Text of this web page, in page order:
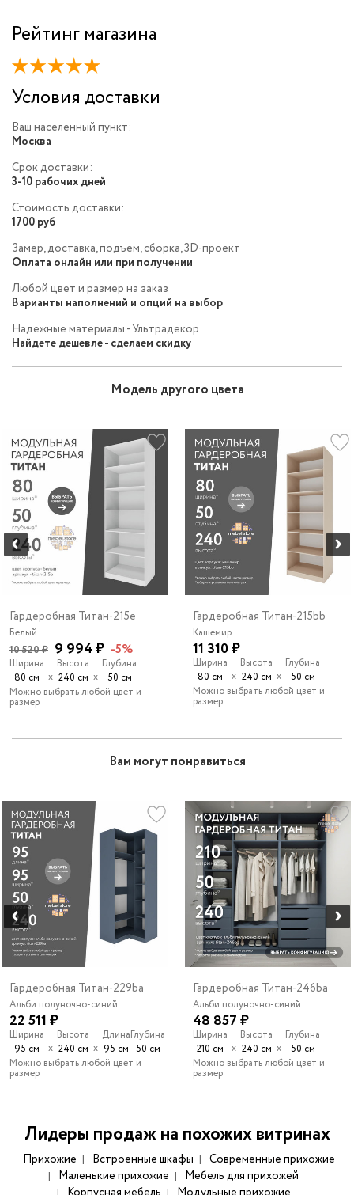
Рейтинг магазина
Условия доставки
Ваш населенный пункт:
Москва
Срок доставки:
3-10 рабочих дней
Стоимость доставки:
1700 руб
Замер, доставка, подъем, сборка, 3D-проект
Оплата онлайн или при получении
Любой цвет и размер на заказ
Варианты наполнений и опций на выбор
Надежные материалы - Ультрадекор
Найдете дешевле - сделаем скидку
Модель другого цвета
Гардеробная Титан-215e
Белый
10 520 ₽ 9 994 ₽ -5%
Ширина
80 см
х
Высота
240 см х
Глубина
50 см
Можно выбрать любой цвет и
размер
Гардеробная Титан-215bb
Кашемир
11 310 ₽
Ширина
80 см
х
Высота
240 см х
Глубина
50 см
Можно выбрать любой цвет и
размер
Вам могут понравиться
Гардеробная Титан-229ba
Альби полуночно-синий
22 511 ₽
Ширина
95 см
х
Высота
240 см х
Длина
95 см
Глубина
50 см
Можно выбрать любой цвет и
размер
Гардеробная Титан-246ba
Альби полуночно-синий
48 857 ₽
Ширина
210 см
х
Высота
240 см х
Глубина
50 см
Можно выбрать любой цвет и
размер
Лидеры продаж на похожих витринах
Прихожие Встроенные шкафы
Современные прихожие
Маленькие прихожие
Мебель для прихожей